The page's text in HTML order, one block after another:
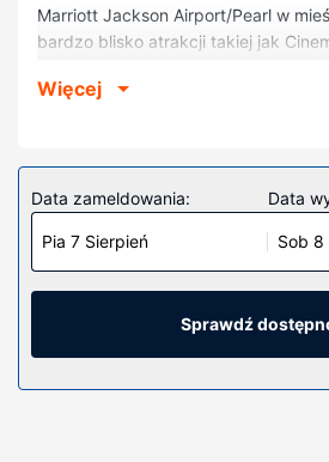
Marriott Jackson Airport/Pearl w
bardzo blisko atrakcji takiej jak
Park. Hotel znajduje się 5,5 km od
Poczuj się jak w domu w 105
których wyposażenie to lodówka i
Bezpłatny przewodowy i
internetu zapewni łączność ze
LCD i telewizja kablowa — rozrywkę.
Więcej
Data zameldowania:
Pia 7 Sierpień
Data
Sob 8
Sprawdź